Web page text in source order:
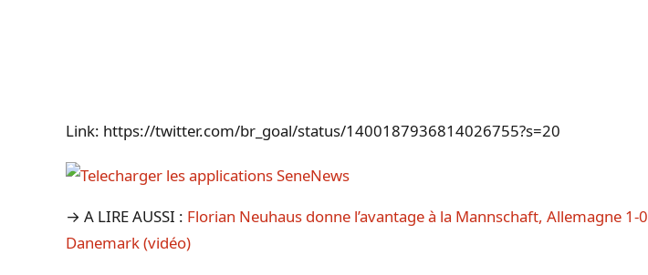
Link: https://twitter.com/br_goal/status/1400187936814026755?s=20
→ A LIRE AUSSI : Florian Neuhaus donne l’avantage à la Mannschaft, Allemagne 1-0
Danemark (vidéo)